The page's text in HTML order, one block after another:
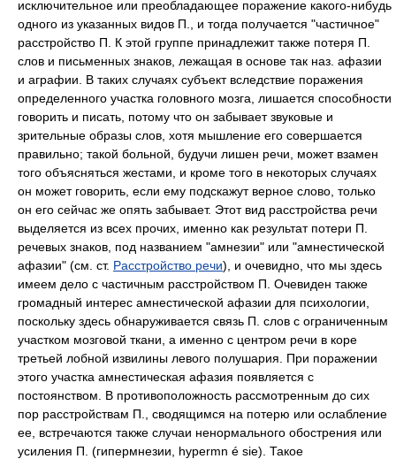
исключительное или преобладающее поражение какого-нибудь
одного из указанных видов П., и тогда получается "частичное"
расстройство П. К этой группе принадлежит также потеря П.
слов и письменных знаков, лежащая в основе так наз. афазии
и аграфии. В таких случаях субъект вследствие поражения
определенного участка головного мозга, лишается способности
говорить и писать, потому что он забывает звуковые и
зрительные образы слов, хотя мышление его совершается
правильно; такой больной, будучи лишен речи, может взамен
того объясняться жестами, и кроме того в некоторых случаях
он может говорить, если ему подскажут верное слово, только
он его сейчас же опять забывает. Этот вид расстройства речи
выделяется из всех прочих, именно как результат потери П.
речевых знаков, под названием "амнезии" или "амнестической
афазии" (см. ст. Расстройство речи), и очевидно, что мы здесь
имеем дело с частичным расстройством П. Очевиден также
громадный интерес амнестической афазии для психологии,
поскольку здесь обнаруживается связь П. слов с ограниченным
участком мозговой ткани, а именно с центром речи в коре
третьей лобной извилины левого полушария. При поражении
этого участка амнестическая афазия появляется с
постоянством. В противоположность рассмотренным до сих
пор расстройствам П., сводящимся на потерю или ослабление
ее, встречаются также случаи ненормального обострения или
усиления П. (гипермнезии, hypermn é sie). Такое